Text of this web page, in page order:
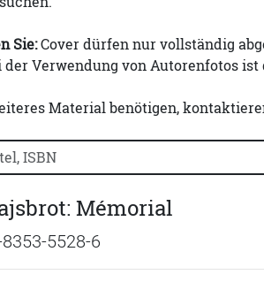
Sie:Cover dürfen nur vollständig
der Verwendung von Autorenfotos
Material benötigen,
Autorennamen oder ISBN
Mémorial
5528-6